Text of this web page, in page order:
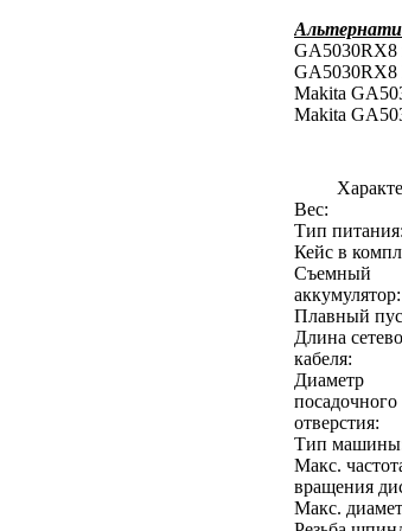
GA5030RX8
GA5030RX8
Makita
Makita
Вес:
Тип питания:
Кейс в
Съемный
аккумулятор:
Плавный
Длина
кабеля:
Диаметр
посадочного
отверстия:
Тип
Макс.
вращения
Макс.